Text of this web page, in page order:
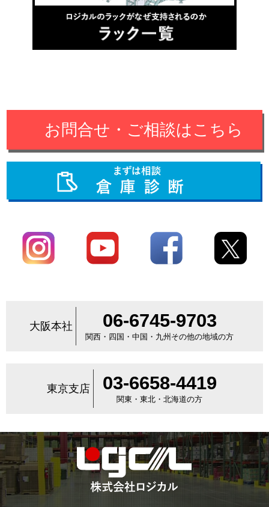
お問合せ・ご相談はこちら
大阪本社 06-6745-9703
関西・四国・中国・九州その他の地域の方
東京支店 03-6658-4419
関東・東北・北海道の方